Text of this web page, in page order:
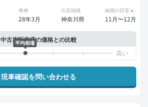
車検
28年3月
出品地域
神奈川県
納期の目安 ※
11月〜12月
中古車販売店の価格との比較
平均相場
現車確認を問い合わせる